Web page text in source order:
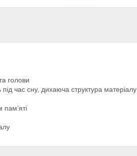
голови
час сну, дихаюча структура матеріалу
пам’яті